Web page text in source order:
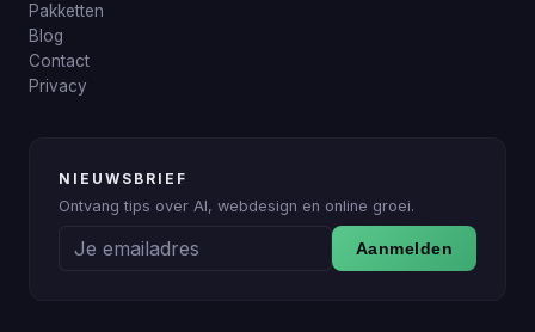
Pakketten
Blog
Contact
Privacy
NIEUWSBRIEF
Ontvang tips over AI, webdesign en online groei.
Aanmelden